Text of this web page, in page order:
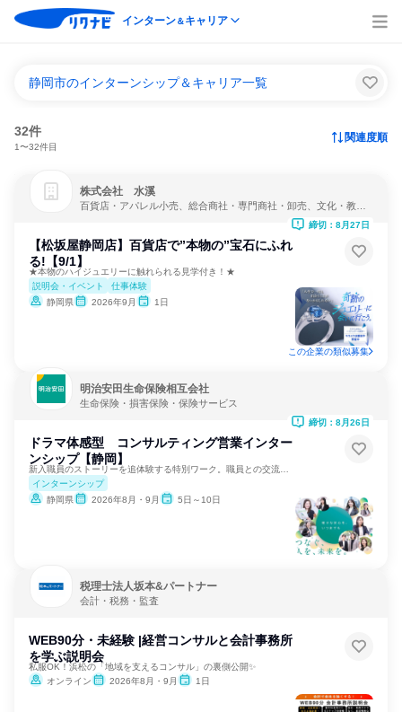
インターン＆キャリア
静岡市のインターンシップ＆キャリア一覧
32件
1〜32件目
関連度順
株式会社 水溪
百貨店・アパレル小売、総合商社・専門商社・卸売、文化・教
【松坂屋静岡店】百貨店で”本物の”宝石にふれ
る!【9/1】
★本物のハイジュエリーに触れられる見学付き！★
説明会・イベント
仕事体験
静岡県
2026年9月 1日
締切：8月27日
この企業の類似募集
明治安田生命保険相互会社
生命保険・損害保険・保険サービス
ドラマ体感型 コンサルティング営業インター
ンシップ【静岡】
インターンシップ
静岡県
2026年8月・9月 5日～10日
締切：8月26日
税理士法人坂本&パートナー
会計・税務・監査
WEB90分・未経験 |経営コンサルと会計事務所
を学ぶ説明会
私服OK！浜松の「地域を支えるコンサル」の裏側公開✨
オンライン
2026年8月・9月 1日